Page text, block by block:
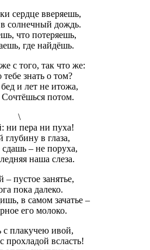
сердце вверяешь,
солнечный дождь.
что потеряешь,
где найдёшь.
с того, так что же:
тебе знать о том?
и лет не итожа,
потом.
\
ни пера ни пуха!
глубину в глаза,
– не поруха,
наша слеза.
пустое занятье,
пока далеко.
в самом зачатье –
его молоко.
с плакучею ивой,
прохладой всласть!